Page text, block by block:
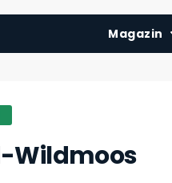
Magazin
Wildmoos